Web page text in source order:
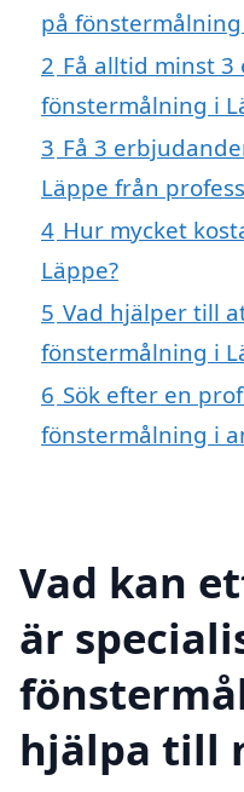
på
2 Få alltid minst
fönstermålning i
3 Få 3
Läppe från
4 Hur mycket
Läppe?
5 Vad hjälper till
fönstermålning i
6 Sök efter en
fönstermålning i
Vad kan
är
hjälpa till